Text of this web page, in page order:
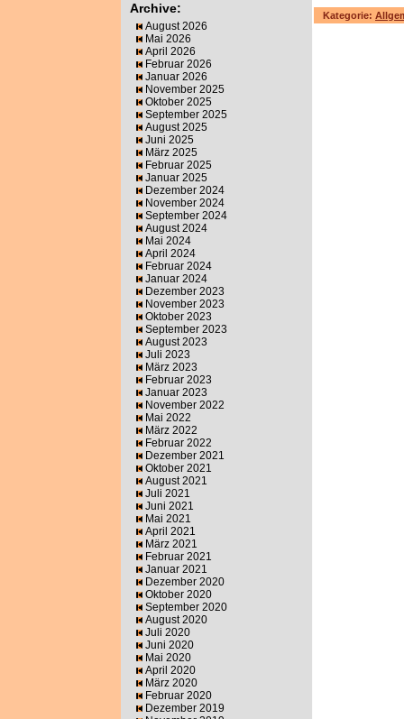
Archive:
August 2026
Mai 2026
April 2026
Februar 2026
Januar 2026
November 2025
Oktober 2025
September 2025
August 2025
Juni 2025
März 2025
Februar 2025
Januar 2025
Dezember 2024
November 2024
September 2024
August 2024
Mai 2024
April 2024
Februar 2024
Januar 2024
Dezember 2023
November 2023
Oktober 2023
September 2023
August 2023
Juli 2023
März 2023
Februar 2023
Januar 2023
November 2022
Mai 2022
März 2022
Februar 2022
Dezember 2021
Oktober 2021
August 2021
Juli 2021
Juni 2021
Mai 2021
April 2021
März 2021
Februar 2021
Januar 2021
Dezember 2020
Oktober 2020
September 2020
August 2020
Juli 2020
Juni 2020
Mai 2020
April 2020
März 2020
Februar 2020
Dezember 2019
Kategorie: